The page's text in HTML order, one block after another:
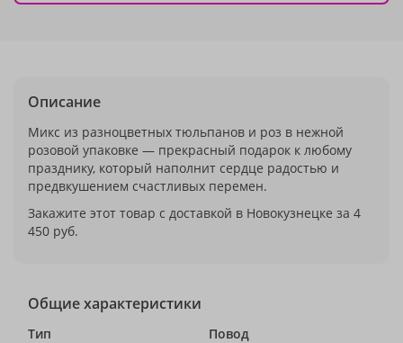
Описание
Микс из разноцветных тюльпанов и роз в нежной
розовой упаковке — прекрасный подарок к любому
празднику, который наполнит сердце радостью и
предвкушением счастливых перемен.
Закажите этот товар с доставкой в Новокузнецке за 4
450 руб.
Общие характеристики
Тип
Повод